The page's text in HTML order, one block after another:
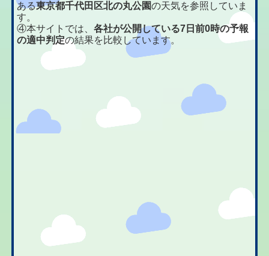
ある東京都千代田区北の丸公園の天気を参照していま
す。
④本サイトでは、各社が公開している7日前0時の予報
の適中判定の結果を比較しています。